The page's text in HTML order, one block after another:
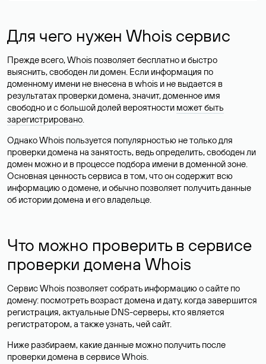
Для чего нужен Whois сервис
Прежде всего, Whois позволяет бесплатно и быстро
выяснить, свободен ли домен. Если информация по
доменному имени не внесена в whois и не выдается в
результатах проверки домена, значит, доменное имя
свободно и с большой долей вероятности может быть
зарегистрировано.
Однако Whois пользуется популярностью не только для
проверки домена на занятость, ведь определить, свободен ли
домен можно и в процессе подбора имени в доменной зоне.
Основная ценность сервиса в том, что он содержит всю
информацию о домене, и обычно позволяет получить данные
об истории домена и его владельце.
Что можно проверить в сервисе
проверки домена Whois
Сервис Whois позволяет собрать информацию о сайте по
домену: посмотреть возраст домена и дату, когда завершится
регистрация, актуальные DNS-серверы, кто является
регистратором, а также узнать, чей сайт.
Ниже разбираем, какие данные можно получить после
проверки домена в сервисе Whois.